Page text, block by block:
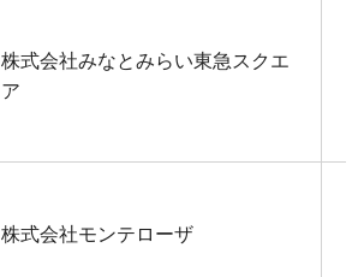
株式会社みなとみらい東急スクエ
ア
株式会社モンテローザ